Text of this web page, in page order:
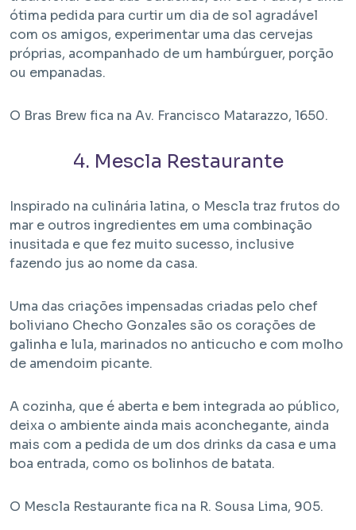
ótima pedida para curtir um dia de sol agradável
com os amigos, experimentar uma das cervejas
próprias, acompanhado de um hambúrguer, porção
ou empanadas.
O Bras Brew fica na Av. Francisco Matarazzo, 1650.
4. Mescla Restaurante
Inspirado na culinária latina, o Mescla traz frutos do
mar e outros ingredientes em uma combinação
inusitada e que fez muito sucesso, inclusive
fazendo jus ao nome da casa.
Uma das criações impensadas criadas pelo chef
boliviano Checho Gonzales são os corações de
galinha e lula, marinados no anticucho e com molho
de amendoim picante.
A cozinha, que é aberta e bem integrada ao público,
deixa o ambiente ainda mais aconchegante, ainda
mais com a pedida de um dos drinks da casa e uma
boa entrada, como os bolinhos de batata.
O Mescla Restaurante fica na R. Sousa Lima, 905.